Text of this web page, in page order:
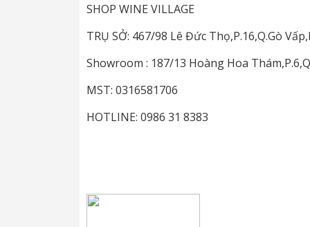
Phối với thức ăn: Loại vang chỉ dành cho
hạng A chế biến là hoàn hảo nhất để
SHOP WINE VILLAGE
TRỤ SỞ: 467/98 Lê Đức Thọ,P.16,Q.Gò
Showroom : 187/13 Hoàng Hoa
MST: 0316581706
HOTLINE: 0986 31 8383